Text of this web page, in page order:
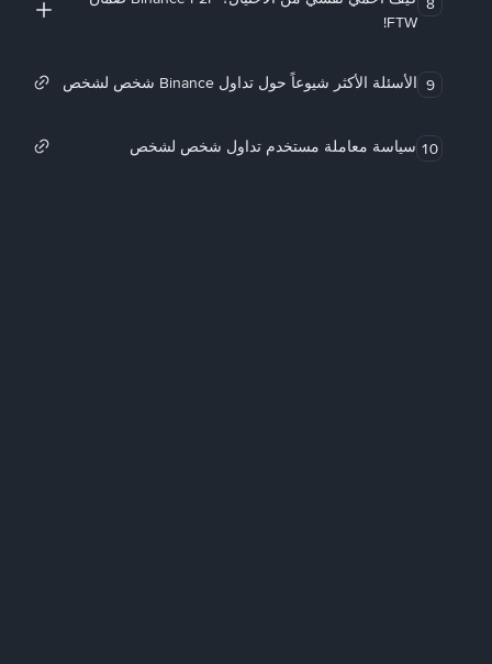
FTW!
9 الأسئلة الأكثر شيوعاً حول تداول Binance شخص لشخص
10 سياسة معاملة مستخدم تداول شخص لشخص